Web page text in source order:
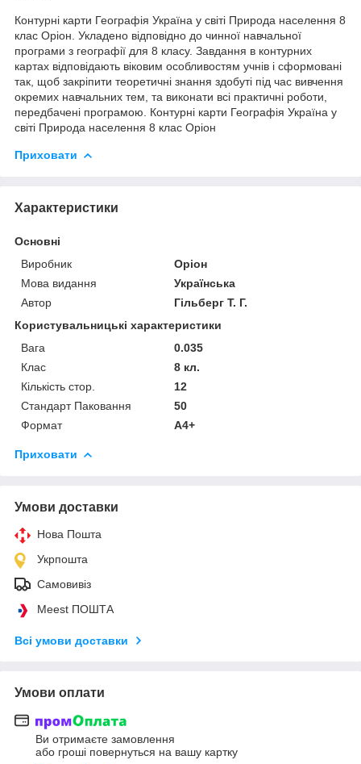
Контурні карти Географія Україна у світі Природа населення 8
клас Оріон. Укладено відповідно до чинної навчальної
програми з географії для 8 класу. Завдання в контурних
картах відповідають віковим особливостям учнів і сформовані
так, щоб закріпити теоретичні знання здобуті під час вивчення
окремих навчальних тем, та виконати всі практичні роботи,
передбачені програмою. Контурні карти Географія Україна у
світі Природа населення 8 клас Оріон
Приховати
Характеристики
Основні
Виробник
Оріон
Мова видання
Українська
Автор
Гільберг Т. Г.
Користувальницькі характеристики
Вага
0.035
Клас
8 кл.
Кількість стор.
12
Стандарт Паковання
50
Формат
А4+
Приховати
Умови доставки
Нова Пошта
Укрпошта
Самовивіз
Meest ПОШТА
Всі умови доставки
Умови оплати
Ви отримаєте замовлення
або гроші повернуться на вашу картку